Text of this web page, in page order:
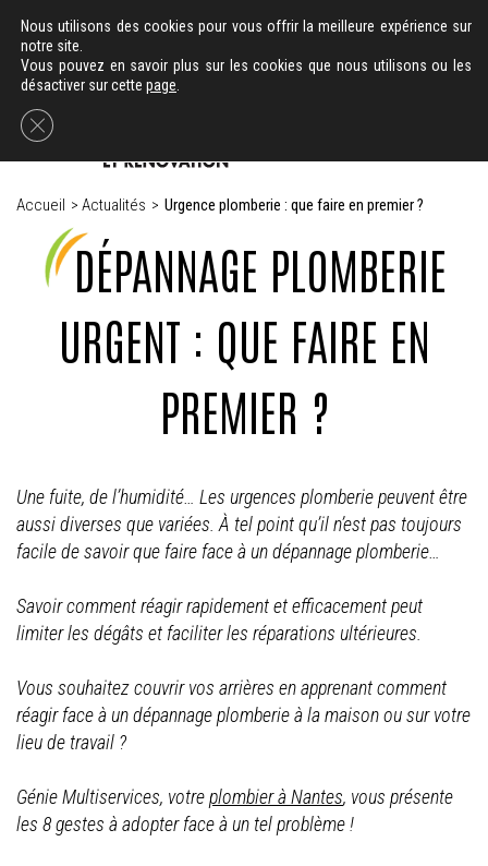
Accueil > Actualités > Urgence plomberie : que faire en premier ?
DÉPANNAGE PLOMBERIE
URGENT : QUE FAIRE EN
PREMIER ?
Une fuite, de l’humidité… Les urgences plomberie peuvent être
aussi diverses que variées. À tel point qu’il n’est pas toujours
facile de savoir que faire face à un dépannage plomberie…
Savoir comment réagir rapidement et efficacement peut
limiter les dégâts et faciliter les réparations ultérieures.
Vous souhaitez couvrir vos arrières en apprenant comment
réagir face à un dépannage plomberie à la maison ou sur votre
lieu de travail ?
Génie Multiservices, votreplombier à Nantes, vous présente
les 8 gestes à adopter face à un tel problème !
Nous utilisons des cookies pour vous offrir la meilleure expérience sur
notre site.
Vous pouvez en savoir plus sur les cookies que nous utilisons ou les
désactiver sur cette page
Fermer la bannière des cookies GDPR